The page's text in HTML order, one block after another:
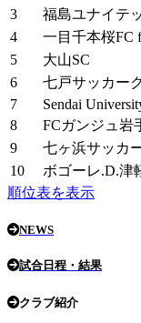
3
福島ユナイテ
4
一目千本桜FC
5
大山SC
6
七戸サッカー
7
Sendai
8
FCガンジュ岩
9
七ヶ浜サッカ
10
ボゴーレ.D.津
順位表を表示
NEWS
試合日程・結果
クラブ紹介